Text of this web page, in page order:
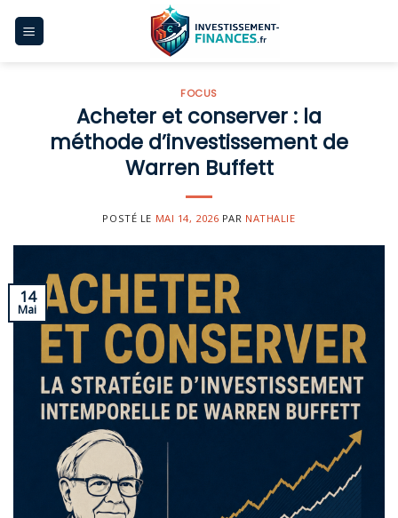
FOCUS
Acheter et conserver : la
méthode d’investissement de
Warren Buffett
POSTÉ LE MAI 14, 2026 PAR NATHALIE
14
Mai